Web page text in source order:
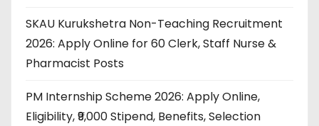
SKAU Kurukshetra Non-Teaching Recruitment
2026: Apply Online for 60 Clerk, Staff Nurse &
Pharmacist Posts
PM Internship Scheme 2026: Apply Online,
Eligibility, ₹9,000 Stipend, Benefits, Selection